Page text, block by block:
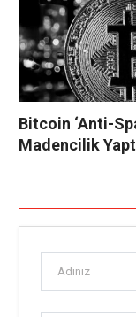
Bitcoin ‘Anti-
Madencilik